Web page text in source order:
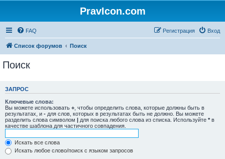
PravIcon.com
FAQ Вход
Регистрация
Список форумов Поиск
Поиск
ЗАПРОС
Ключевые слова:
Вы можете использовать + , чтобы определить слова, которые должны быть в
результатах, и - для слов, которых в результатах быть не должно. Вы можете
разделить слова символом | для поиска любого слова из списка. Используйте * в
качестве шаблона для частичного совпадения.
Искать все слова
Искать любое слово/поиск с языком запросов